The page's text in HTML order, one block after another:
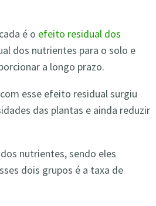
é o efeito residual dos
dos nutrientes para o solo e
a longo prazo.
esse efeito residual surgiu
das plantas e ainda reduzir
nutrientes, sendo eles
dois grupos é a taxa de